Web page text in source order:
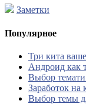
Заметки
Популярное
Три кита
Андроид как
Выбор
Заработок на
Выбор темы